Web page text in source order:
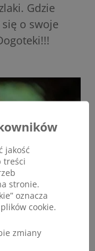
Gdzie
o swoje
jakość
treści
stronie.
oznacza
cookie.
zmiany